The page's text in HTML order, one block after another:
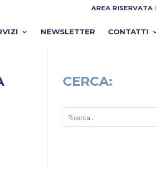
AREA RISERVATA
NEWSLETTER CONTATTI
CERCA: